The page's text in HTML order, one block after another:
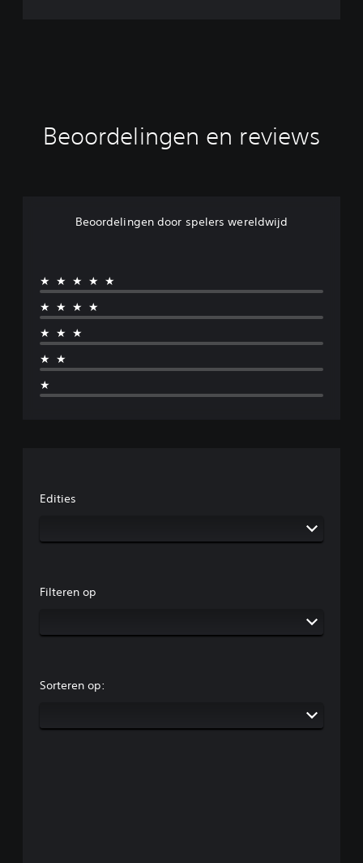
Beoordelingen en reviews
Beoordelingen door spelers wereldwijd
★★★★★
★★★★
★★★
★★
★
Edities
Filteren op
Sorteren op: